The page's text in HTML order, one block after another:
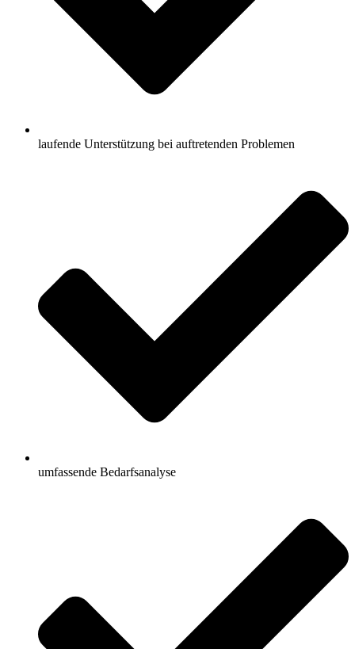
laufende Unterstützung bei auftretenden Problemen
umfassende Bedarfsanalyse